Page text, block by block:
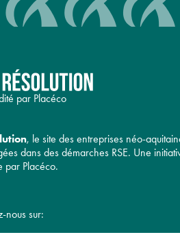
par Placéco
, le site des entreprises néo-
dans des démarches RSE. Une
par Placéco.
nous sur: